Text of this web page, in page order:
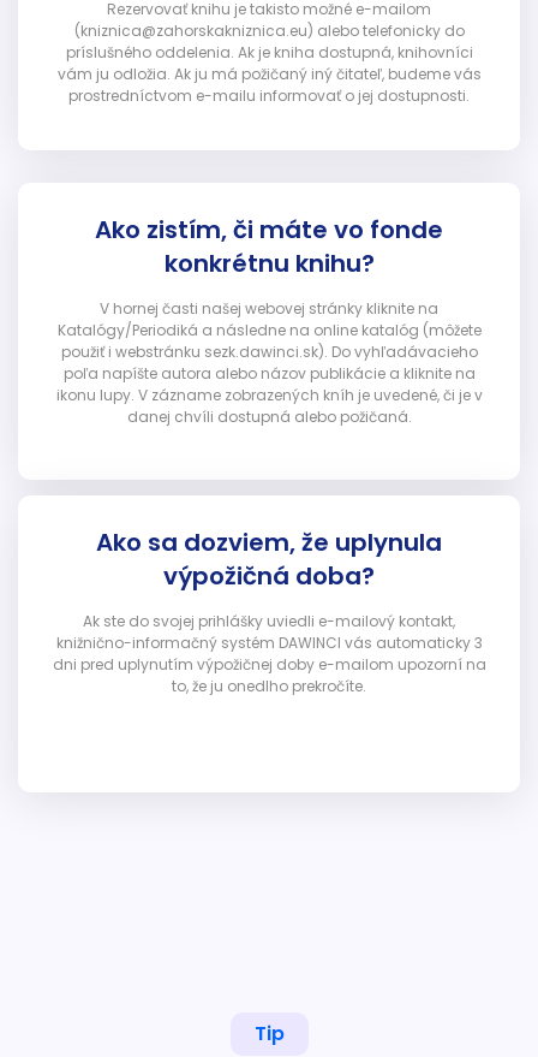
Rezervovať knihu je takisto možné e-mailom
(kniznica@zahorskakniznica.eu) alebo telefonicky do
príslušného oddelenia. Ak je kniha dostupná, knihovníci
vám ju odložia. Ak ju má požičaný iný čitateľ, budeme vás
prostredníctvom e-mailu informovať o jej dostupnosti.
Ako zistím, či máte vo fonde
konkrétnu knihu?
V hornej časti našej webovej stránky kliknite na
Katalógy/Periodiká a následne na online katalóg (môžete
použiť i webstránku sezk.dawinci.sk). Do vyhľadávacieho
poľa napíšte autora alebo názov publikácie a kliknite na
ikonu lupy. V zázname zobrazených kníh je uvedené, či je v
danej chvíli dostupná alebo požičaná.
Ako sa dozviem, že uplynula
výpožičná doba?
Ak ste do svojej prihlášky uviedli e-mailový kontakt,
knižnično-informačný systém DAWINCI vás automaticky 3
dni pred uplynutím výpožičnej doby e-mailom upozorní na
to, že ju onedlho prekročíte.
Tip